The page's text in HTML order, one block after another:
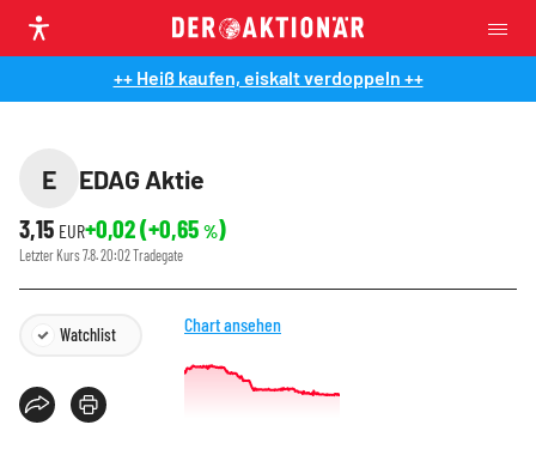
++ Heiß kaufen, eiskalt verdoppeln ++
E
EDAG Aktie
3,15 EUR+0,02(+0,65 %)
Letzter Kurs7.8. 20:02Tradegate
Watchlist Chart ansehen